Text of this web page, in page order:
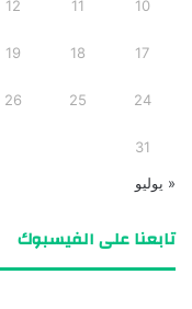
10
11
12
17
18
19
24
25
26
31
« يوليو
تابعنا على الفيسبوك